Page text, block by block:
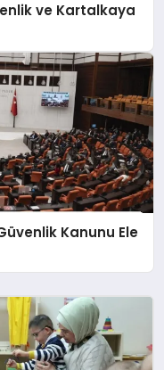
ve Kartalkaya
Kanunu Ele